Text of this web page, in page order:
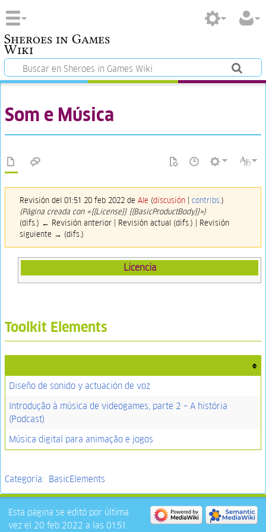
Sheroes in Games
Wiki
Som e Música
Revisión del 01:51 20 feb 2022 de Ale (discusión| contribs.)
(Página creada con «{{License}} {{BasicProductBody}}»)
(difs.) ← Revisión anterior | Revisión actual (difs.) | Revisión
siguiente → (difs.)
Licencia
Toolkit Elements
Diseño de sonido y actuación de voz
Introdução à música de videogames, parte 2 – A história
(Podcast)
Música digital para animação e jogos
Categoría: BasicElements
Esta página se editó por última
vez el 20 feb 2022 a las 01:51.